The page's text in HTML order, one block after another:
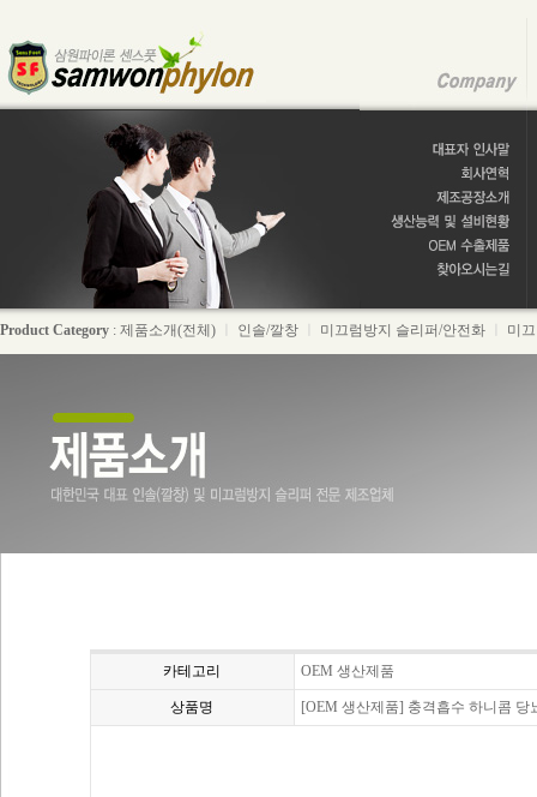
Product Category : 제품소개(전체) 인솔/깔창 미끄럼방지 슬리퍼/안전화 미
카테고리 OEM 생산제품
상품명 [OEM 생산제품] 충격흡수 하니콤 당